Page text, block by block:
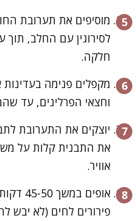
מוסיפים את תערובת
לסירוגין עם החלב,
חלקה.
מקפלים פנימה
וחצאי הפרלינים, עד
יוצקים את התערובת
את התבנית קלות על
אוויר.
אופים
פירורים לחים (לא יבש